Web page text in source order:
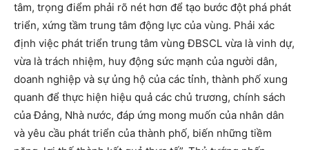
tâm, trọng điểm phải rõ nét hơn để tạo bước đột phá phát
triển, xứng tầm trung tâm động lực của vùng. Phải xác
định việc phát triển trung tâm vùng ĐBSCL vừa là vinh dự,
vừa là trách nhiệm, huy động sức mạnh của người dân,
doanh nghiệp và sự ủng hộ của các tỉnh, thành phố xung
quanh để thực hiện hiệu quả các chủ trương, chính sách
của Đảng, Nhà nước, đáp ứng mong muốn của nhân dân
và yêu cầu phát triển của thành phố, biến những tiềm